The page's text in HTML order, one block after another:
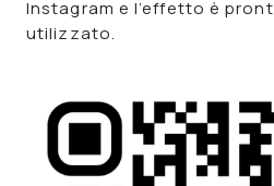
Instagram e l’effetto è
utilizzato.